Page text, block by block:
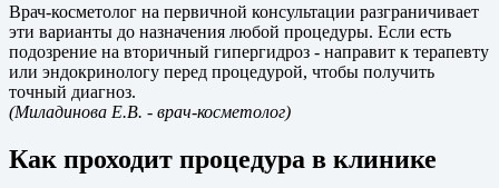
Врач-косметолог на первичной консультации разграничивает
эти варианты до назначения любой процедуры. Если есть
подозрение на вторичный гипергидроз - направит к терапевту
или эндокринологу перед процедурой, чтобы получить
точный диагноз.
(Миладинова Е.В. - врач-косметолог)
Как проходит процедура в клинике